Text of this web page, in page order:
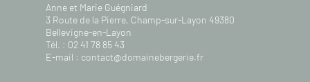
Anne et Marie Guégniard
3 Route de la Pierre, Champ-sur-Layon 49380
Bellevigne-en-Layon
Tél. : 02 41 78 85 43
E-mail : contact@domainebergerie.fr